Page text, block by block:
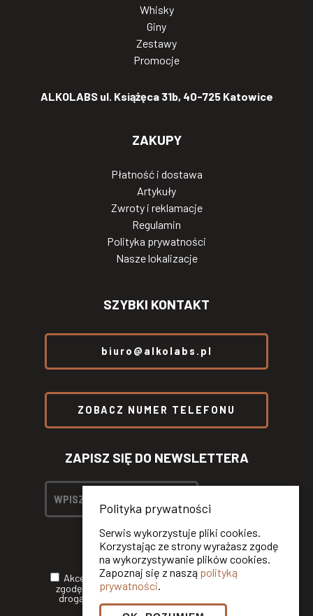
Whisky
Giny
Zestawy
Promocje
ALKOLABS ul. Książęca 31b, 40-725 Katowice
ZAKUPY
Płatność i dostawa
Artykuły
Zwroty i reklamacje
Regulamin
Polityka prywatności
Nasze lokalizacje
SZYBKI KONTAKT
biuro@alkolabs.pl
ZOBACZ NUMER TELEFONU
ZAPISZ SIĘ DO NEWSLETTERA
AkceptujęPolitykę Prywatnościoraz wyrażam
zgodę na otrzymywanie informacji handlowych
drogą elektroniczną od ALKOLABS SP. Z O.O.*
Polityka prywatności
Serwis wykorzystuje pliki cookies.
Korzystając ze strony wyrażasz zgodę
na wykorzystywanie plików cookies.
Zapoznaj się z naszą polityką
prywatności.